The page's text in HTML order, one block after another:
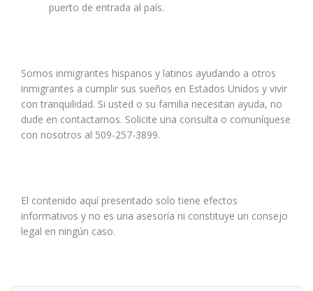
puerto de entrada al país.
Somos inmigrantes hispanos y latinos ayudando a otros
inmigrantes a cumplir sus sueños en Estados Unidos y vivir
con tranquilidad. Si usted o su familia necesitan ayuda, no
dude en contactarnos. Solicite una consulta o comuníquese
con nosotros al 509-257-3899.
El contenido aquí presentado solo tiene efectos
informativos y no es una asesoría ni constituye un consejo
legal en ningún caso.